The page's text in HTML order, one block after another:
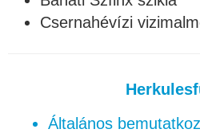
Csernahévízi
Általános